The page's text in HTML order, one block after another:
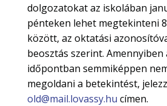
dolgozatokat az iskolában
pénteken lehet megtekinteni
között, az oktatási
beosztás szerint.
időpontban semmiképpen
megoldani a betekintést,
old@mail.lovassy.hu címen.